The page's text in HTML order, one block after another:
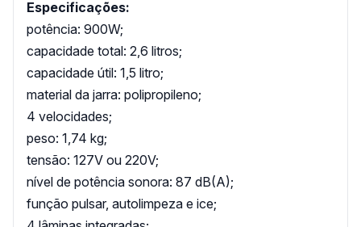
Especificações:
potência: 900W;
capacidade total: 2,6 litros;
capacidade útil: 1,5 litro;
material da jarra: polipropileno;
4 velocidades;
peso: 1,74 kg;
tensão: 127V ou 220V;
nível de potência sonora: 87 dB(A);
função pulsar, autolimpeza e ice;